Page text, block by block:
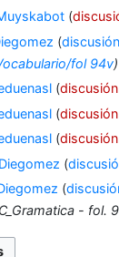
discusión
fol 94v
discusión
discusión
discusión
Diegomez
- fol.